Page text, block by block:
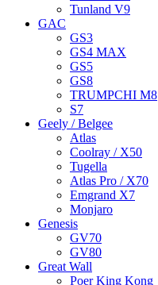
Tunland V9
GAC
GS3
GS4 MAX
GS5
GS8
TRUMPCHI M8
S7
Geely / Belgee
Atlas
Coolray / X50
Tugella
Atlas Pro / X70
Emgrand X7
Monjaro
Genesis
GV70
GV80
Great Wall
Poer King Kong